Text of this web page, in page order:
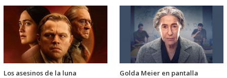
Los asesinos de la luna Golda Meier en pantalla